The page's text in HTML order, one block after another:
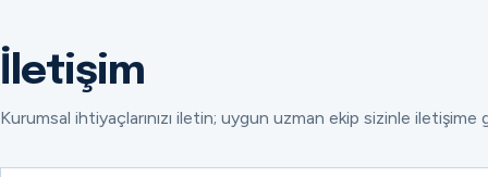
İletişim
Kurumsal ihtiyaçlarınızı iletin; uygun uzman ekip sizinle iletişime